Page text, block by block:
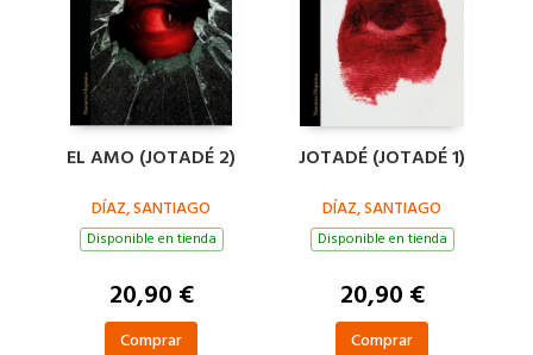
EL AMO (JOTADÉ 2)
DÍAZ, SANTIAGO
Disponible en tienda
20,90 €
Comprar
JOTADÉ (JOTADÉ 1)
DÍAZ, SANTIAGO
Disponible en tienda
20,90 €
Comprar